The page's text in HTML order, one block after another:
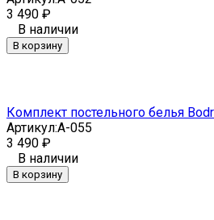
3 490 ₽
В наличии
В корзину
Комплект постельного белья
Артикул:A-055
3 490 ₽
В наличии
В корзину